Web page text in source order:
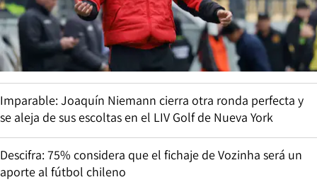
Imparable: Joaquín Niemann cierra otra ronda perfecta y
se aleja de sus escoltas en el LIV Golf de Nueva York
Descifra: 75% considera que el fichaje de Vozinha será un
aporte al fútbol chileno